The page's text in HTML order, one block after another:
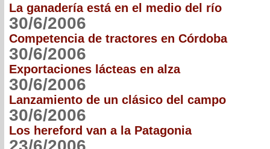
La ganadería está en el medio del río
30/6/2006
Competencia de tractores en Córdoba
30/6/2006
Exportaciones lácteas en alza
30/6/2006
Lanzamiento de un clásico del campo
30/6/2006
Los hereford van a la Patagonia